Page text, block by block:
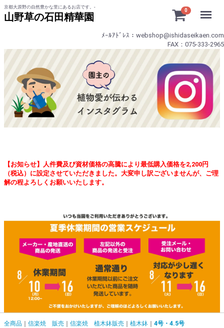
京都大原野の自然豊かな里にあるお店です。-
山野草の石田精華園
0
ﾒｰﾙｱﾄﾞﾚｽ：webshop@ishidaseikaen.com
FAX：075-333-2965
【お知らせ】人件費及び資材価格の高騰により最低購入価格を2,200円
（税込）に設定させていただきました。大変申し訳ございませんが、ご理
解の程よろしくお願いいたします。
全商品 信楽焼 販売 信楽焼 植木鉢販売 植木鉢 4号・4.5号